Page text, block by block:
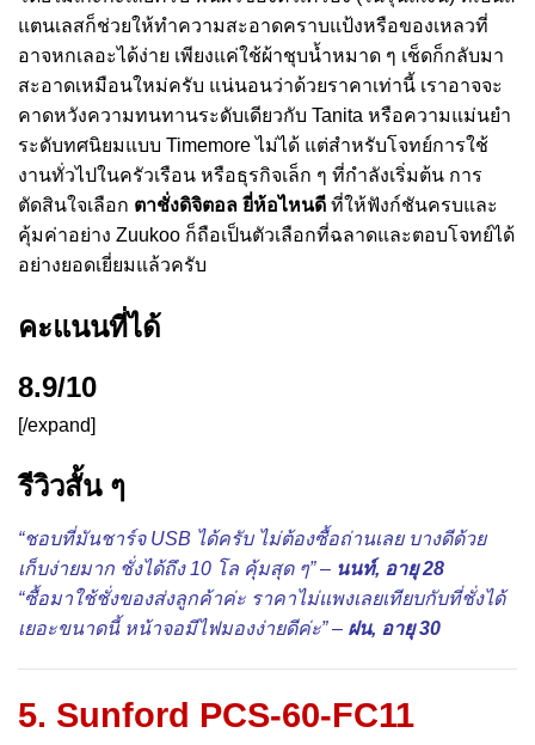
แตนเลสก็ช่วยให้ทำความสะอาดคราบแป้งหรือของเหลวที่
อาจหกเลอะได้ง่าย เพียงแค่ใช้ผ้าชุบน้ำหมาด ๆ เช็ดก็กลับมา
สะอาดเหมือนใหม่ครับ แน่นอนว่าด้วยราคาเท่านี้ เราอาจจะ
คาดหวังความทนทานระดับเดียวกับ Tanita หรือความแม่นยำ
ระดับทศนิยมแบบ Timemore ไม่ได้ แต่สำหรับโจทย์การใช้
งานทั่วไปในครัวเรือน หรือธุรกิจเล็ก ๆ ที่กำลังเริ่มต้น การ
ตัดสินใจเลือก ตาชั่งดิจิตอล ยี่ห้อไหนดี ที่ให้ฟังก์ชันครบและ
คุ้มค่าอย่าง Zuukoo ก็ถือเป็นตัวเลือกที่ฉลาดและตอบโจทย์ได้
อย่างยอดเยี่ยมแล้วครับ
คะแนนที่ได้
8.9/10
[/expand]
รีวิวสั้น ๆ
“ชอบที่มันชาร์จ USB ได้ครับ ไม่ต้องซื้อถ่านเลย บางดีด้วย
เก็บง่ายมาก ชั่งได้ถึง 10 โล คุ้มสุด ๆ” – นนท์, อายุ 28
“ซื้อมาใช้ชั่งของส่งลูกค้าค่ะ ราคาไม่แพงเลยเทียบกับที่ชั่งได้
เยอะขนาดนี้ หน้าจอมีไฟมองง่ายดีค่ะ” – ฝน, อายุ 30
5. Sunford PCS-60-FC11